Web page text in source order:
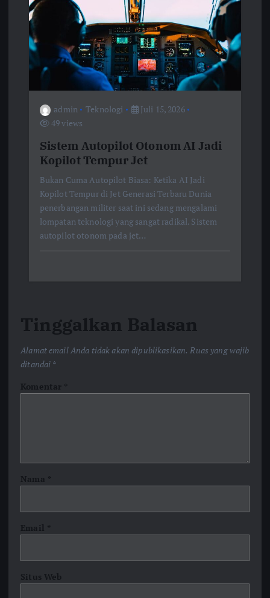
admin Teknologi
Juli 15, 2026
49 views
Sistem Autopilot Otonom AI Jadi
Kopilot Tempur Jet
Bukan Cuma Autopilot Biasa: Ketika AI Jadi
Kopilot Tempur di Jet Generasi Terbaru Dunia
penerbangan militer saat ini sedang mengalami
lompatan teknologi yang sangat radikal. Sistem
autopilot otonom pada jet…
Tinggalkan Balasan
Alamat email Anda tidak akan dipublikasikan. Ruas yang wajib
ditandai *
Komentar *
Nama *
Email *
Situs Web